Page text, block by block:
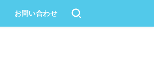
お問い合わせ